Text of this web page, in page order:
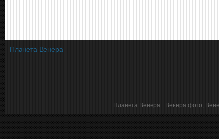
Планета Венера
Планета Венера - Венера фото,